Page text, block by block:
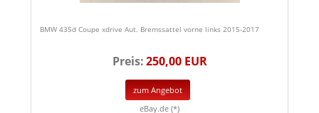
BMW 435d Coupe xdrive Aut. Bremssattel vorne links 2015-2017
Preis:250,00 EUR
zum Angebot
eBay.de (*)